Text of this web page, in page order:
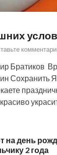
Братиков
Сохранить
на день
2 года